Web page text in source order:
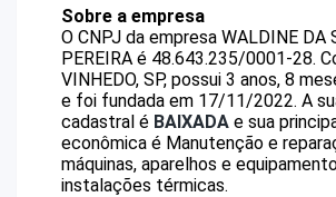
Sobre a empresa
O CNPJ da empresa WALDINE DA
PEREIRA é 48.643.235/0001-28.
VINHEDO, SP, possui 3 anos, 8
e foi fundada em 17/11/2022. A
cadastral é BAIXADA e sua
econômica é Manutenção e
máquinas, aparelhos e
instalações térmicas.